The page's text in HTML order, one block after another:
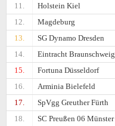
11.
Holstein Kiel
12.
Magdeburg
13.
SG Dynamo Dresden
14.
Eintracht Braunschweig
15.
Fortuna Düsseldorf
16.
Arminia Bielefeld
17.
SpVgg Greuther Fürth
18.
SC Preußen 06 Münster